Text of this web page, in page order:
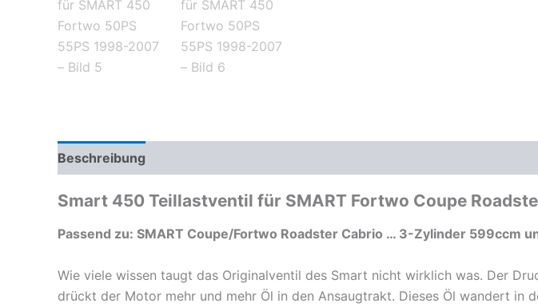
Beschreibung
Smart 450 Teillastventil für SMART Fortwo Coupe
Passend zu: SMART Coupe/Fortwo Roadster Cabrio … 3-Zylinder 599ccm
Wie viele wissen taugt das Originalventil des Smart nicht wirklich was. Der
drückt der Motor mehr und mehr Öl in den Ansaugtrakt. Dieses Öl wandert in